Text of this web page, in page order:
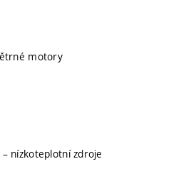
motory
nízkoteplotní zdroje